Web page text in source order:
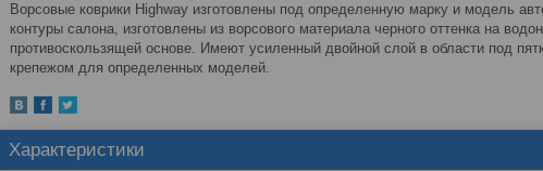
Ворсовые коврики Highway изготовлены под определенную марку и модель
контуры салона, изготовлены из ворсового материала черного оттенка на
противоскользящей основе. Имеют усиленный двойной слой в области под
крепежом для определенных моделей.
Характеристики